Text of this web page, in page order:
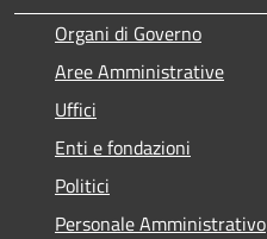
Organi di Governo
Aree Amministrative
Uffici
Enti e fondazioni
Politici
Personale Amministrativo